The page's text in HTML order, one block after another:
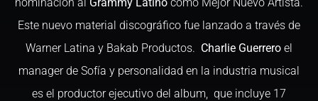
Este nuevo material discográfico fue lanzado a través de
Warner Latina y Bakab Productos. Charlie Guerrero el
manager de Sofía y personalidad en la industria musical
es el productor ejecutivo del album, que incluye 17